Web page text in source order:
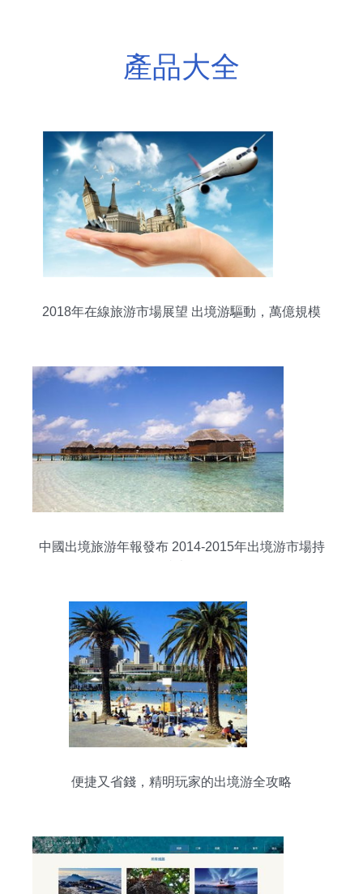
產品大全
2018年在線旅游市場展望 出境游驅動，萬億規模
中國出境旅游年報發布 2014-2015年出境游市場持
便捷又省錢，精明玩家的出境游全攻略